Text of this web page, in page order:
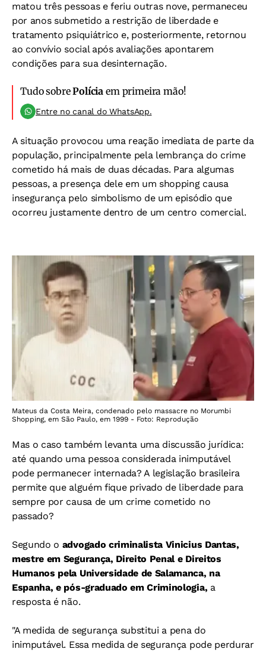
matou três pessoas e feriu outras nove, permaneceu
por anos submetido a restrição de liberdade e
tratamento psiquiátrico e, posteriormente, retornou
ao convívio social após avaliações apontarem
condições para sua desinternação.
Tudo sobrePolícia em primeira mão!
Entre no canal do WhatsApp.
A situação provocou uma reação imediata de parte da
população, principalmente pela lembrança do crime
cometido há mais de duas décadas. Para algumas
pessoas, a presença dele em um shopping causa
insegurança pelo simbolismo de um episódio que
ocorreu justamente dentro de um centro comercial.
Mateus da Costa Meira, condenado pelo massacre no Morumbi
Shopping, em São Paulo, em 1999 - Foto: Reprodução
Mas o caso também levanta uma discussão jurídica:
até quando uma pessoa considerada inimputável
pode permanecer internada? A legislação brasileira
permite que alguém fique privado de liberdade para
sempre por causa de um crime cometido no
passado?
Segundo o advogado criminalista Vinicius Dantas,
mestre em Segurança, Direito Penal e Direitos
Humanos pela Universidade de Salamanca, na
Espanha, e pós-graduado em Criminologia, a
resposta é não.
"A medida de segurança substitui a pena do
inimputável. Essa medida de segurança pode perdurar